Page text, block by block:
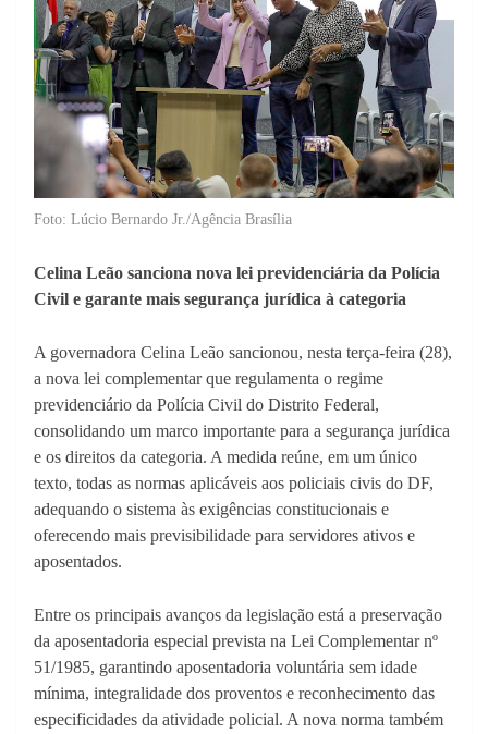
Foto: Lúcio Bernardo Jr./Agência Brasília
Celina Leão sanciona nova lei previdenciária da Polícia
Civil e garante mais segurança jurídica à categoria
A governadora Celina Leão sancionou, nesta terça-feira (28),
a nova lei complementar que regulamenta o regime
previdenciário da Polícia Civil do Distrito Federal,
consolidando um marco importante para a segurança jurídica
e os direitos da categoria. A medida reúne, em um único
texto, todas as normas aplicáveis aos policiais civis do DF,
adequando o sistema às exigências constitucionais e
oferecendo mais previsibilidade para servidores ativos e
aposentados.
Entre os principais avanços da legislação está a preservação
da aposentadoria especial prevista na Lei Complementar nº
51/1985, garantindo aposentadoria voluntária sem idade
mínima, integralidade dos proventos e reconhecimento das
especificidades da atividade policial. A nova norma também